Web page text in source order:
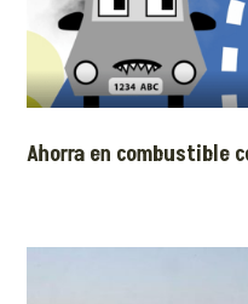
Ahorra en combustible